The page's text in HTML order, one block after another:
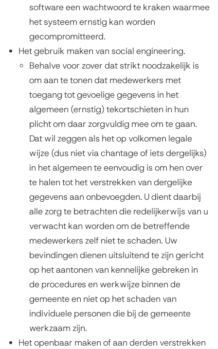
software een wachtwoord te kraken waarmee
het systeem ernstig kan worden
gecompromitteerd.
Het gebruik maken van social engineering.
Behalve voor zover dat strikt noodzakelijk is
om aan te tonen dat medewerkers met
toegang tot gevoelige gegevens in het
algemeen (ernstig) tekortschieten in hun
plicht om daar zorgvuldig mee om te gaan.
Dat wil zeggen als het op volkomen legale
wijze (dus niet via chantage of iets dergelijks)
in het algemeen te eenvoudig is om hen over
te halen tot het verstrekken van dergelijke
gegevens aan onbevoegden. U dient daarbij
alle zorg te betrachten die redelijkerwijs van u
verwacht kan worden om de betreffende
medewerkers zelf niet te schaden. Uw
bevindingen dienen uitsluitend te zijn gericht
op het aantonen van kennelijke gebreken in
de procedures en werkwijze binnen de
gemeente en niet op het schaden van
individuele personen die bij de gemeente
werkzaam zijn.
Het openbaar maken of aan derden verstrekken